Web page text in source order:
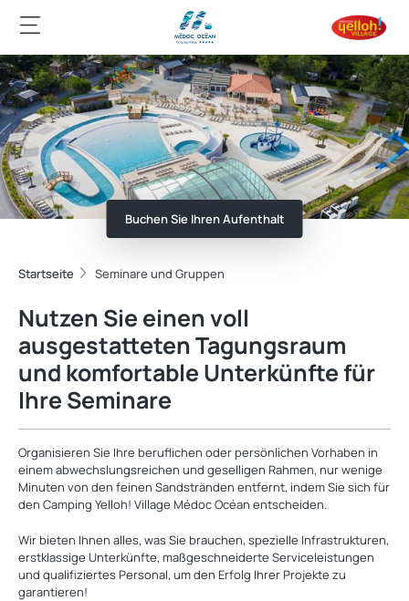
Buchen Sie Ihren Aufenthalt
Startseite Seminare und Gruppen
Nutzen Sie einen voll
ausgestatteten Tagungsraum
und komfortable Unterkünfte für
Ihre Seminare
Organisieren Sie Ihre beruflichen oder persönlichen Vorhaben in
einem abwechslungsreichen und geselligen Rahmen, nur wenige
Minuten von den feinen Sandstränden entfernt, indem Sie sich für
den Camping Yelloh! Village Médoc Océan entscheiden.
Wir bieten Ihnen alles, was Sie brauchen, spezielle Infrastrukturen,
erstklassige Unterkünfte, maßgeschneiderte Serviceleistungen
und qualifiziertes Personal, um den Erfolg Ihrer Projekte zu
garantieren!